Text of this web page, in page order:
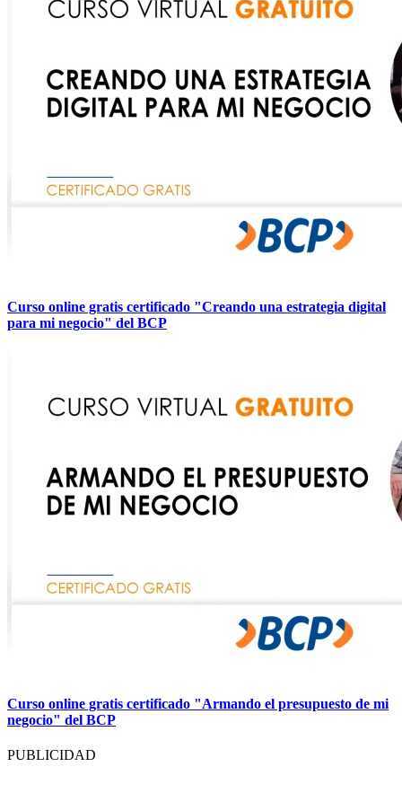
Curso online gratis certificado "Creando una estrategia digital
para mi negocio" del BCP
Curso online gratis certificado "Armando el presupuesto de mi
negocio" del BCP
PUBLICIDAD